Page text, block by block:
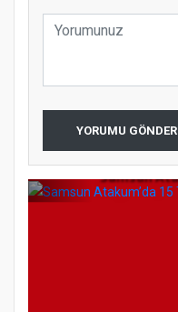
YORUMU GÖNDER